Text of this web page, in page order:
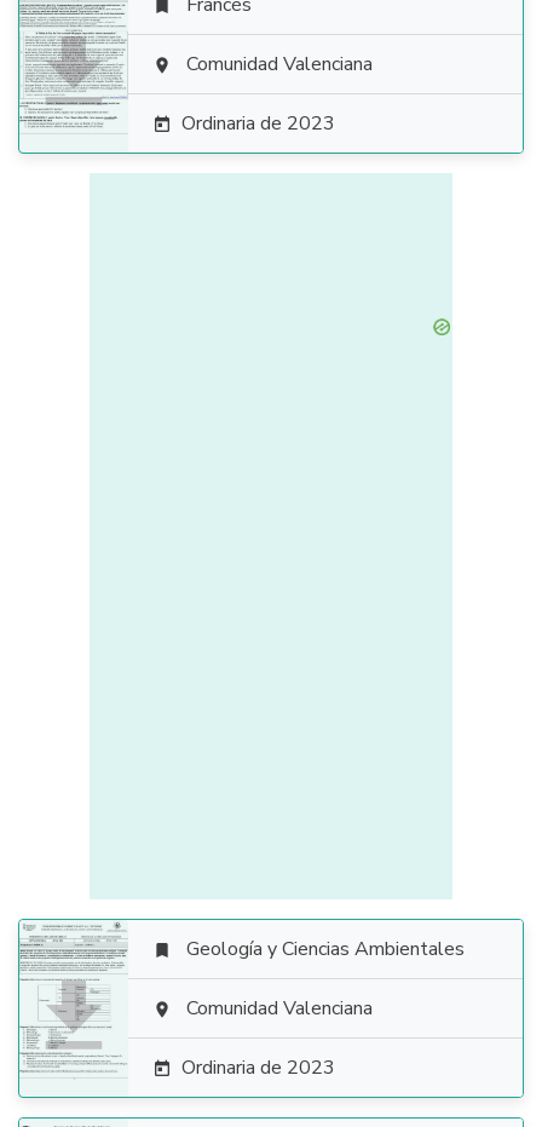
  Comunidad Valenciana
 Ordinaria de 2023

 Geología y Ciencias Ambientales
 Comunidad Valenciana
 Ordinaria de 2023